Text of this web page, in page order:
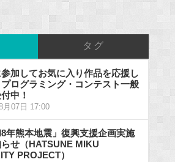
タグ
加してお気に入り作品を応援し
プログラミング・コンテスト一般
中！
月07日 17:00
8年熊本地震」復興支援企画実施
せ（HATSUNE MIKU
PROJECT）